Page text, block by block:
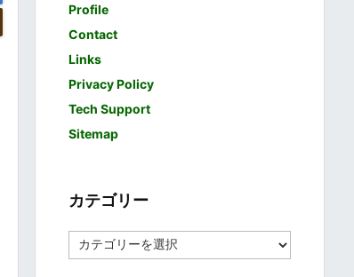
Profile
Contact
Links
Privacy Policy
Tech Support
Sitemap
カテゴリー
テ